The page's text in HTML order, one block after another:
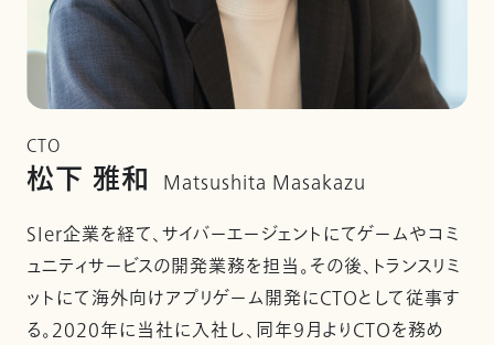
CTO
松下 雅和
Matsushita Masakazu
SIer企業を経て、サイバーエージェントにてゲームやコミ
ュニティサービスの開発業務を担当。その後、トランスリミ
ットにて海外向けアプリゲーム開発にCTOとして従事す
る。2020年に当社に入社し、同年9月よりCTOを務め